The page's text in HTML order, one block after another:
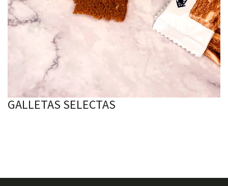
GALLETAS SELECTAS